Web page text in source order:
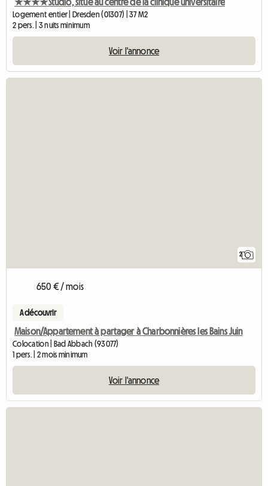
★★★★Studio, situé au centre de la clinique universitaire
Logement entier | Dresden (01307) | 37 M2
2 pers. | 3 nuits minimum
Voir l'annonce
2
650 € / mois
A découvrir
Maison/Appartement à partager à Charbonnières les Bains Juin
Colocation | Bad Abbach (93077)
1 pers. | 2 mois minimum
Voir l'annonce